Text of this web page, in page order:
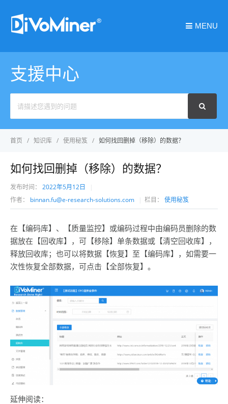
MENU
支援中心
首页 知识库 使用秘笈 如何找回删掉（移除）的数据？
如何找回删掉（移除）的数据？
发布时间：
2022年5月12日
作者：
binnan.fu@e-research-solutions.com 栏目： 使用秘笈
在【编码库】、【质量监控】或编码过程中由编码员删除的数
据放在【回收库】，可【移除】单条数据或【清空回收库】，
释放回收库；也可以将数据【恢复】至【编码库】，如需要一
次性恢复全部数据，可点击【全部恢复】。
延伸阅读：